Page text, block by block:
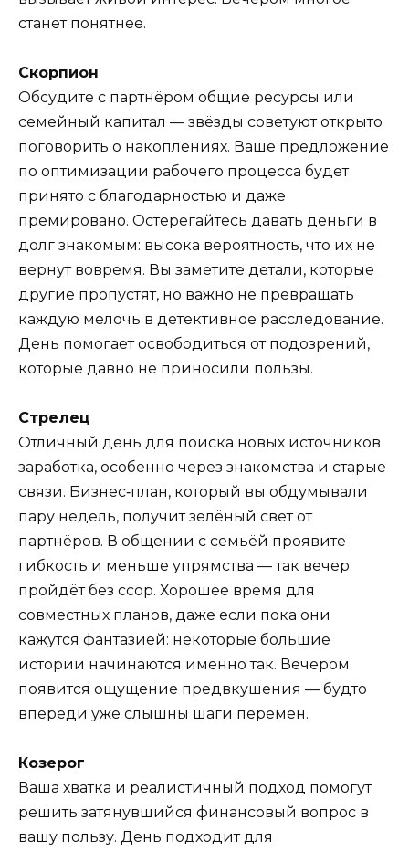
станет понятнее.
Скорпион
Обсудите с партнёром общие ресурсы или
семейный капитал — звёзды советуют открыто
поговорить о накоплениях. Ваше предложение
по оптимизации рабочего процесса будет
принято с благодарностью и даже
премировано. Остерегайтесь давать деньги в
долг знакомым: высока вероятность, что их не
вернут вовремя. Вы заметите детали, которые
другие пропустят, но важно не превращать
каждую мелочь в детективное расследование.
День помогает освободиться от подозрений,
которые давно не приносили пользы.
Стрелец
Отличный день для поиска новых источников
заработка, особенно через знакомства и старые
связи. Бизнес‑план, который вы обдумывали
пару недель, получит зелёный свет от
партнёров. В общении с семьёй проявите
гибкость и меньше упрямства — так вечер
пройдёт без ссор. Хорошее время для
совместных планов, даже если пока они
кажутся фантазией: некоторые большие
истории начинаются именно так. Вечером
появится ощущение предвкушения — будто
впереди уже слышны шаги перемен.
Козерог
Ваша хватка и реалистичный подход помогут
решить затянувшийся финансовый вопрос в
вашу пользу. День подходит для